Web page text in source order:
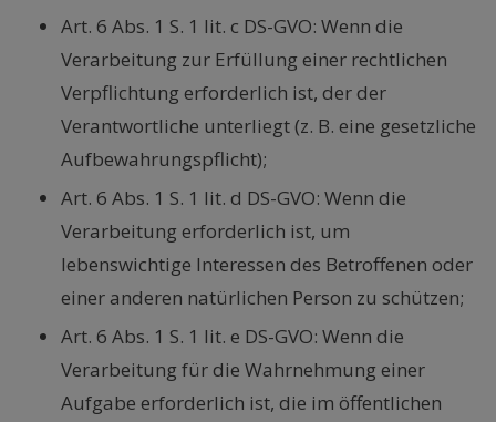
Art. 6 Abs. 1 S. 1 lit. c DS-GVO: Wenn die
Verarbeitung zur Erfüllung einer rechtlichen
Verpflichtung erforderlich ist, der der
Verantwortliche unterliegt (z. B. eine gesetzliche
Aufbewahrungspflicht);
Art. 6 Abs. 1 S. 1 lit. d DS-GVO: Wenn die
Verarbeitung erforderlich ist, um
lebenswichtige Interessen des Betroffenen oder
einer anderen natürlichen Person zu schützen;
Art. 6 Abs. 1 S. 1 lit. e DS-GVO: Wenn die
Verarbeitung für die Wahrnehmung einer
Aufgabe erforderlich ist, die im öffentlichen